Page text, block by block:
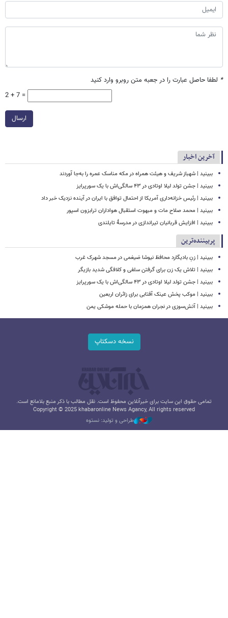
* لطفا حاصل عبارت را در جعبه متن روبرو وارد کنید
2 + 7 =
ارسال
آخرین اخبار
ببینید | شهباز شریف و هیئت همراه در مکه مناسک عمره را به‌جا آوردند
ببینید | جشن تولد لیلا اوتادی در ۴۳ سالگی‌اش با یک سورپرایز
ببینید | رئیس خزانه‌داری آمریکا از احتمال توافق با ایران در آینده نزدیک خبر داد
ببینید | محمد صلاح مات و مبهوت استقبال هواداران ترابزون اسپور
ببینید | افزایش قربانیان تیراندازی در مدرسۀ تایلندی
پربیننده‌ترین
ببینید | زنِ بادیگارد محافظ نیوشا ضیغمی در مسجد شهرک غرب
ببینید | تلاش یک زن برای گرفتن سلفی و کلافگی شدید بازیگر
ببینید | جشن تولد لیلا اوتادی در ۴۳ سالگی‌اش با یک سورپرایز
ببینید | موکب پخش عینک آفتابی برای زائران اربعین
ببینید | آتش‌سوزی در نجران همزمان با حمله موشکی یمن
نسخه دسکتاپ
تمامی حقوق این سایت برای خبرآنلاین محفوظ است. نقل مطالب با ذکر منبع بلامانع است.
Copyright © 2025 khabaronline News Agancy, All rights reserved
طراحی و تولید: نستوه